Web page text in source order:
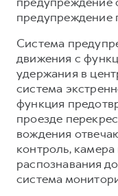
предупреждение
Система
движения с
удержания в
система
функция
проезде
вождения
контроль,
распознавания
система